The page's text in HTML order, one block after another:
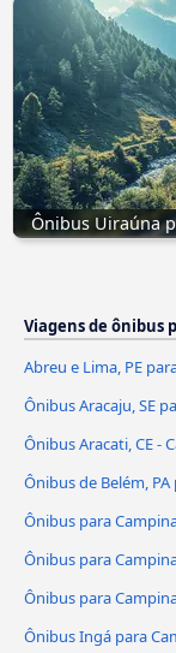
Ônibus Uiraúna
Viagens de ônibus
Abreu e Lima, PE
Ônibus Aracaju, SE
Ônibus Aracati, CE -
Ônibus de Belém,
Ônibus para
Ônibus para
Ônibus para
Ônibus Ingá para